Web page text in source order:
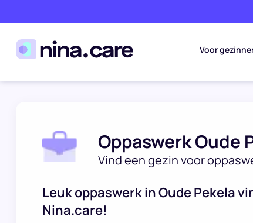
Voor
Oppaswerk Oude
Vind een gezin voor
Leuk oppaswerk in Oude Pekela
Nina.care!